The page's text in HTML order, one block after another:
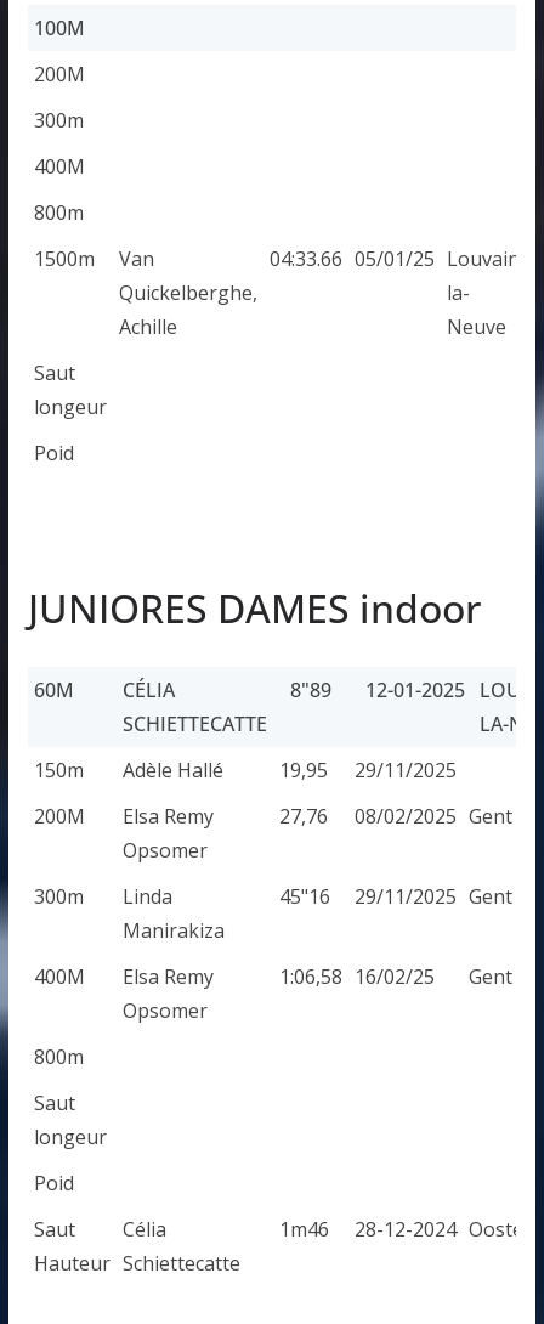
100M
100M
200M
300m
400M
800m
1500m
Van
Quickelberghe,
Achille
04:33.66 05/01/25 Louvain-
la-
Neuve
Saut
longeur
Poid
JUNIORES DAMES indoor
60M
CÉLIA
SCHIETTECATTE
8"89 12-01-2025
LA-
60M
CÉLIA
8"89 12-01-2025
150m Adèle Hallé 19,95
29/11/2025
200M
Elsa Remy
Opsomer
27,76 08/02/2025 Gent
300m
Linda
Manirakiza
45"16 29/11/2025 Gent
400M
Elsa Remy
Opsomer
1:06,58 16/02/25 Gent
800m
Saut
longeur
Poid
Saut
Hauteur
Célia
Schiettecatte
1m46 28-12-2024